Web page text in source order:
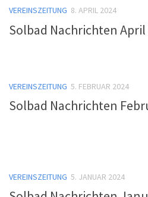
VEREINSZEITUNG 8. APRIL 2024
Solbad Nachrichten April
VEREINSZEITUNG 5. FEBRUAR 2024
Solbad Nachrichten
VEREINSZEITUNG 5. JANUAR 2024